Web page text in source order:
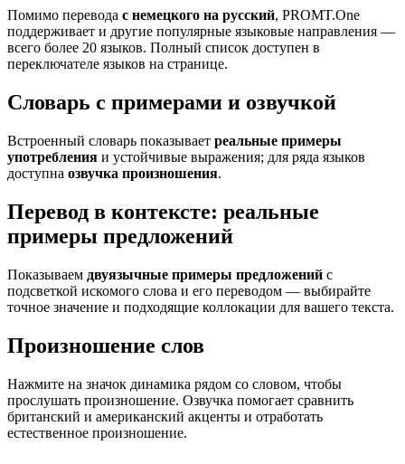
Помимо перевода с немецкого на русский, PROMT.One
поддерживает и другие популярные языковые направления —
всего более 20 языков. Полный список доступен в
переключателе языков на странице.
Словарь с примерами и озвучкой
Встроенный словарь показывает реальные примеры
употребления и устойчивые выражения; для ряда языков
доступна озвучка произношения.
Перевод в контексте: реальные
примеры предложений
Показываем двуязычные примеры предложений с
подсветкой искомого слова и его переводом — выбирайте
точное значение и подходящие коллокации для вашего текста.
Произношение слов
Нажмите на значок динамика рядом со словом, чтобы
прослушать произношение. Озвучка помогает сравнить
британский и американский акценты и отработать
естественное произношение.